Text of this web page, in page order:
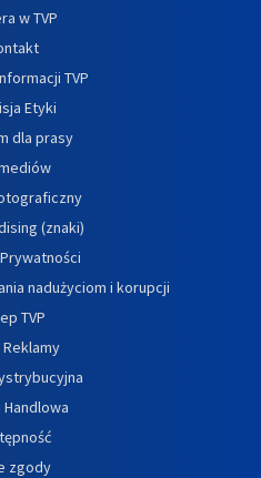
w TVP
TVP
Etyki
dla prasy
(znaki)
nadużyciom i korupcji
TVP
zgody